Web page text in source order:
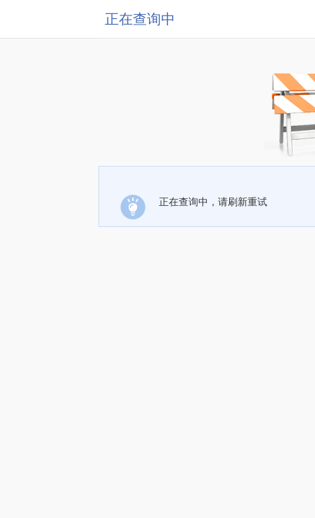
正在查询中
正在查询中，请刷新重试